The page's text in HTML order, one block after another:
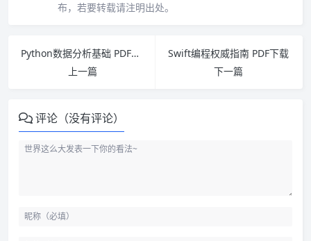
布，若要转载请注明出处。
Python数据分析基础 PDF下载
上一篇
Swift编程权威指南 PDF下载
下一篇
评论（没有评论）